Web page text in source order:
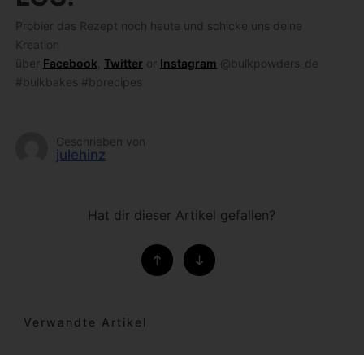
Probier das Rezept noch heute und schicke uns deine
Kreation
über Facebook Twitter or Instagram @bulkpowders_de
#bulkbakes #bprecipes
Geschrieben von
julehinz
Hat dir dieser Artikel gefallen?
Verwandte Artikel